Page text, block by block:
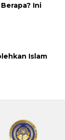
Ini
Islam